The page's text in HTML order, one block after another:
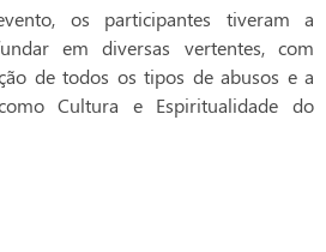
os participantes tiveram a
em diversas vertentes, com
de todos os tipos de abusos e a
Cultura e Espiritualidade do